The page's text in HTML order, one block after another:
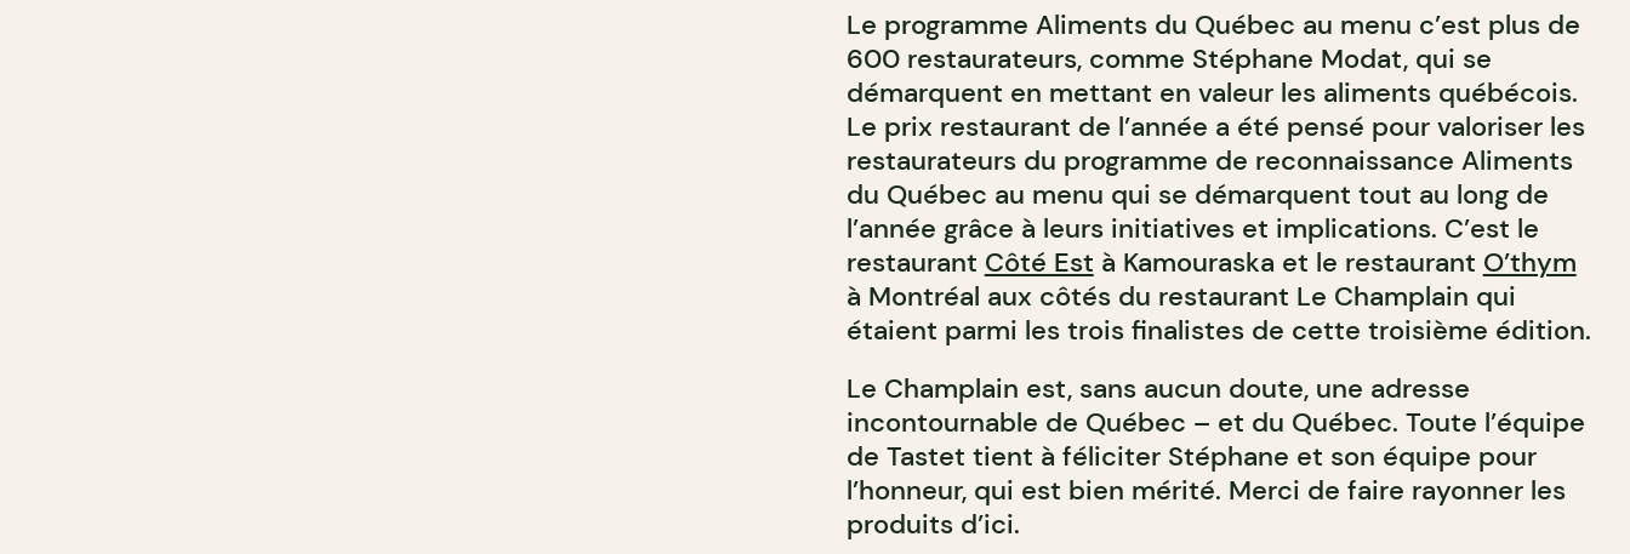
Le programme Aliments du Québec au menu c’est plus de
600 restaurateurs, comme Stéphane Modat, qui se
démarquent en mettant en valeur les aliments québécois.
Le prix restaurant de l’année a été pensé pour valoriser les
restaurateurs du programme de reconnaissance Aliments
du Québec au menu qui se démarquent tout au long de
l’année grâce à leurs initiatives et implications. C’est le
restaurant Côté Est à Kamouraska et le restaurant O’thym
à Montréal aux côtés du restaurant Le Champlain qui
étaient parmi les trois finalistes de cette troisième édition.
Le Champlain est, sans aucun doute, une adresse
incontournable de Québec – et du Québec. Toute l’équipe
de Tastet tient à féliciter Stéphane et son équipe pour
l’honneur, qui est bien mérité. Merci de faire rayonner les
produits d’ici.